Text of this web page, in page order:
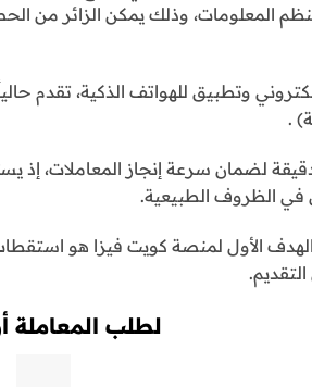
لنظم المعلومات، وذلك يمكن الزائر من
.
لضمان سرعة إنجاز المعاملات، إذ
الأول لمنصة كويت فيزا هو
لطلب المعاملة